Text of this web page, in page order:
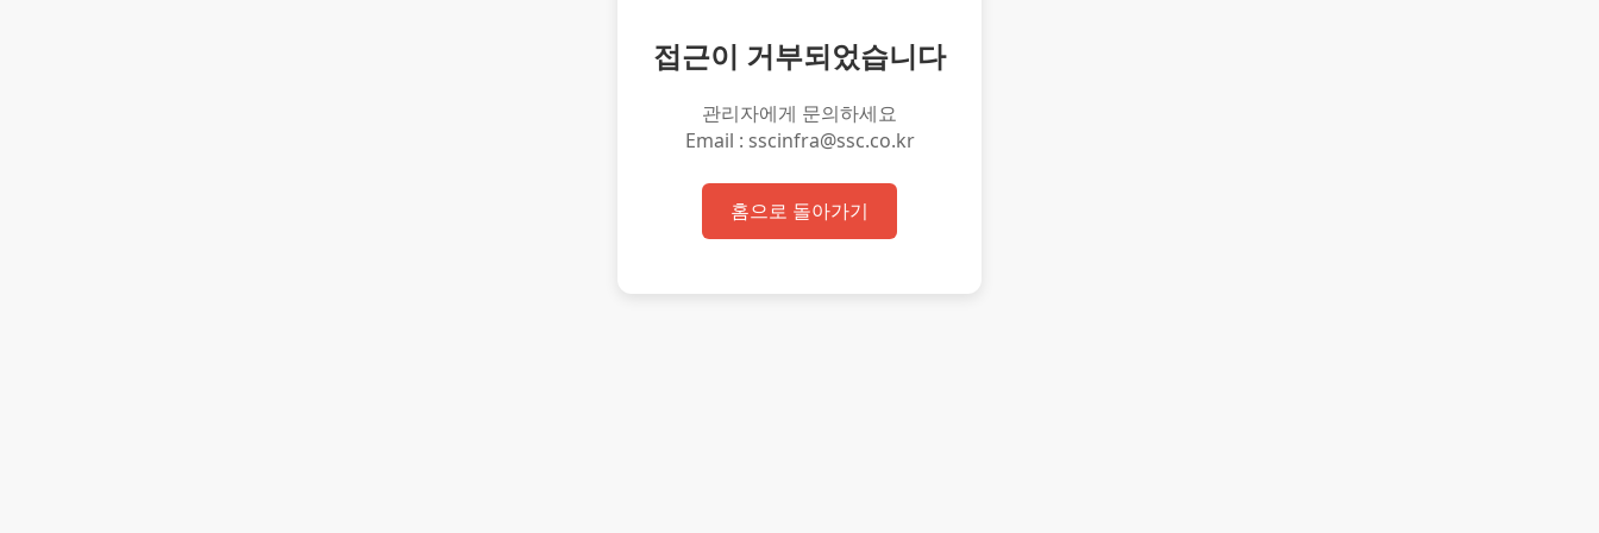
접근이 거부되었습니다
관리자에게 문의하세요
Email : sscinfra@ssc.co.kr
홈으로 돌아가기